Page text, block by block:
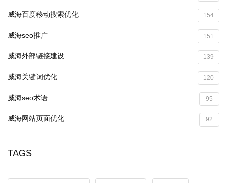
威海百度移动搜索优化 154
威海seo推广 151
威海外部链接建设 139
威海关键词优化 120
威海seo术语 95
威海网站页面优化 92
TAGS